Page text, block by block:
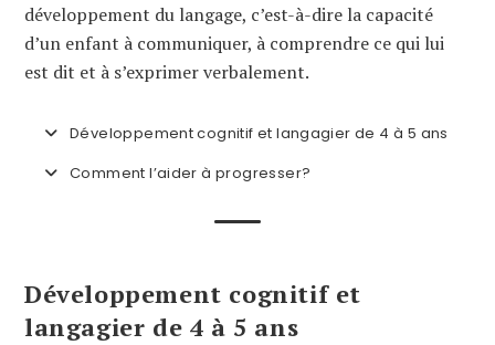
développement du langage, c’est-à-dire la capacité
d’un enfant à communiquer, à comprendre ce qui lui
est dit et à s’exprimer verbalement.
Développement cognitif et langagier de 4 à 5 ans
Comment l’aider à progresser?
Développement cognitif et
langagier de 4 à 5 ans